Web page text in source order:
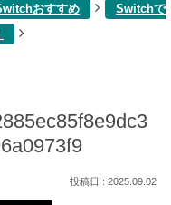
おすすめ
Switchで
2025.09.02